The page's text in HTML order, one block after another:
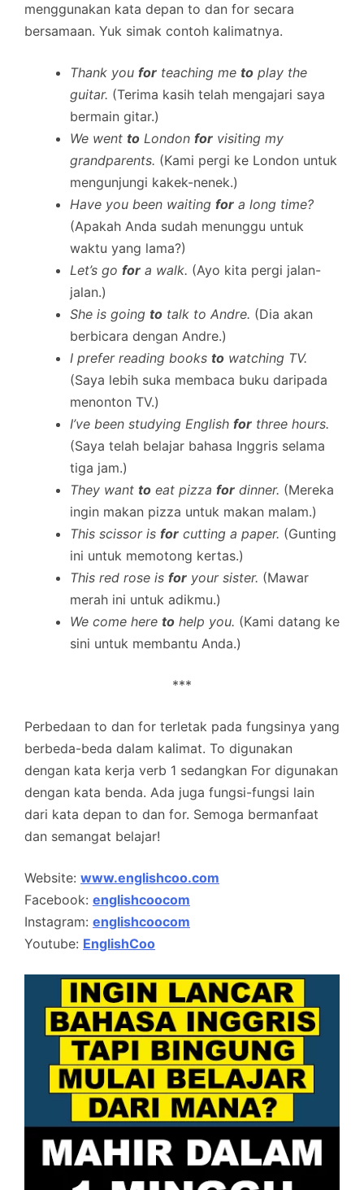
menggunakan kata depan to dan for secara
bersamaan. Yuk simak contoh kalimatnya.
Thank you for teaching me to play the
guitar. (Terima kasih telah mengajari saya
bermain gitar.)
We went to London for visiting my
grandparents. (Kami pergi ke London untuk
mengunjungi kakek-nenek.)
Have you been waiting for a long time?
(Apakah Anda sudah menunggu untuk
waktu yang lama?)
Let’s go for a walk. (Ayo kita pergi jalan-
jalan.)
She is going to talk to Andre. (Dia akan
berbicara dengan Andre.)
I prefer reading books to watching TV.
(Saya lebih suka membaca buku daripada
menonton TV.)
I’ve been studying English for three hours.
(Saya telah belajar bahasa Inggris selama
tiga jam.)
They want to eat pizza for dinner. (Mereka
ingin makan pizza untuk makan malam.)
This scissor is for cutting a paper. (Gunting
ini untuk memotong kertas.)
This red rose is for your sister. (Mawar
merah ini untuk adikmu.)
We come here to help you. (Kami datang ke
sini untuk membantu Anda.)
***
Perbedaan to dan for terletak pada fungsinya yang
berbeda-beda dalam kalimat. To digunakan
dengan kata kerja verb 1 sedangkan For digunakan
dengan kata benda. Ada juga fungsi-fungsi lain
dari kata depan to dan for. Semoga bermanfaat
dan semangat belajar!
Website: www.englishcoo.com
Facebook: englishcoocom
Instagram: englishcoocom
Youtube: EnglishCoo